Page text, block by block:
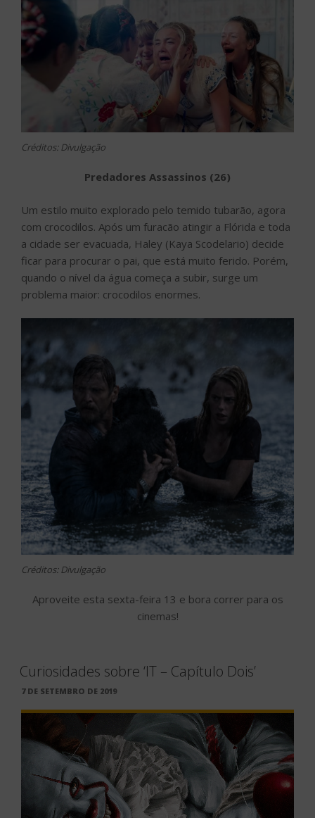
Créditos: Divulgação
Predadores Assassinos (26)
Um estilo muito explorado pelo temido tubarão, agora
com crocodilos. Após um furacão atingir a Flórida e toda
a cidade ser evacuada, Haley (Kaya Scodelario) decide
ficar para procurar o pai, que está muito ferido. Porém,
quando o nível da água começa a subir, surge um
problema maior: crocodilos enormes.
Créditos: Divulgação
Aproveite esta sexta-feira 13 e bora correr para os
cinemas!
Curiosidades sobre ‘IT – Capítulo Dois’
PUBLICADO
7 DE SETEMBRO DE 2019